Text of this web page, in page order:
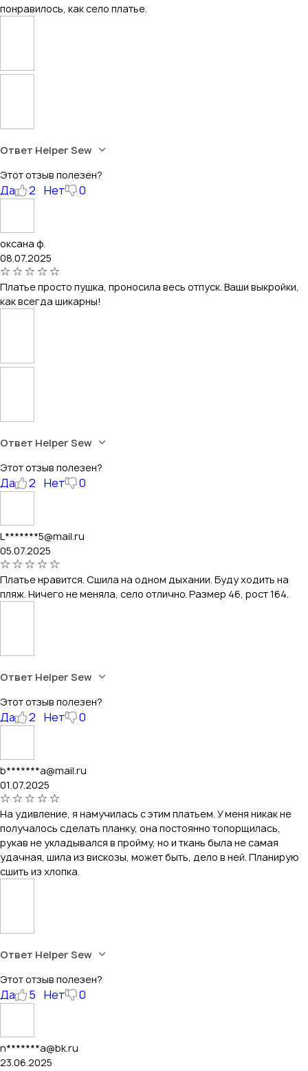
понравилось, как село платье.
Ответ Helper Sew
Этот отзыв полезен?
Да 2 Нет 0
оксана ф.
08.07.2025
Платье просто пушка, проносила весь отпуск. Ваши выкройки,
как всегда шикарны!
Ответ Helper Sew
Этот отзыв полезен?
Да 2 Нет 0
L*******5@mail.ru
05.07.2025
Платье нравится. Сшила на одном дыхании. Буду ходить на
пляж. Ничего не меняла, село отлично. Размер 46, рост 164.
Ответ Helper Sew
Этот отзыв полезен?
Да 2 Нет 0
b*******a@mail.ru
01.07.2025
На удивление, я намучилась с этим платьем. У меня никак не
получалось сделать планку, она постоянно топорщилась,
рукав не укладывался в пройму, но и ткань была не самая
удачная, шила из вискозы, может быть, дело в ней. Планирую
сшить из хлопка.
Ответ Helper Sew
Этот отзыв полезен?
Да 5 Нет 0
n*******a@bk.ru
23.06.2025